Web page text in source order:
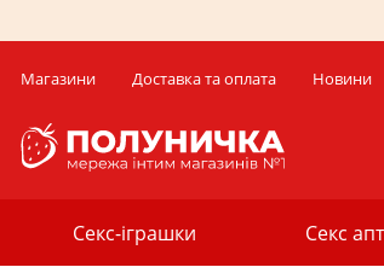
Магазини Доставка та оплата Новини
Секс-іграшки Секс